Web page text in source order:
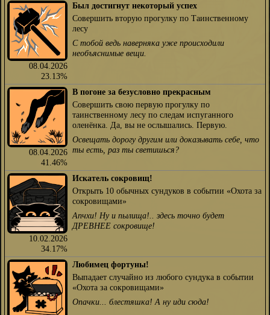
08.04.2026
23.13%
Был достигнут некоторый успех
Совершить вторую прогулку по Таинственному
лесу
С тобой ведь наверняка уже происходили
необъяснимые вещи.
08.04.2026
41.46%
В погоне за безусловно прекрасным
Совершить свою первую прогулку по
таинственному лесу по следам испуганного
оленёнка. Да, вы не ослышались. Первую.
Освещать дорогу другим или доказывать себе, что
ты есть, раз ты светишься?
10.02.2026
34.17%
Искатель сокровищ!
Открыть 10 обычных сундуков в событии «Охота за
сокровищами»
Апчхи! Ну и пылища!.. здесь точно будет
ДРЕВНЕЕ сокровище!
Любимец фортуны!
Выпадает случайно из любого сундука в событии
«Охота за сокровищами»
Опачки... блестяшка! А ну иди сюда!